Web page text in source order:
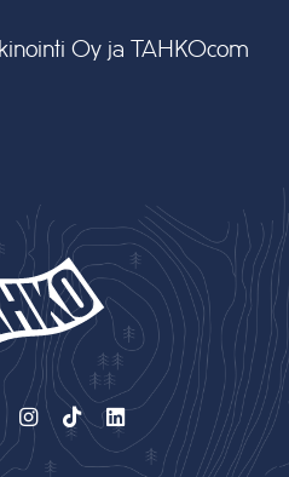
Oy ja TAHKOcom